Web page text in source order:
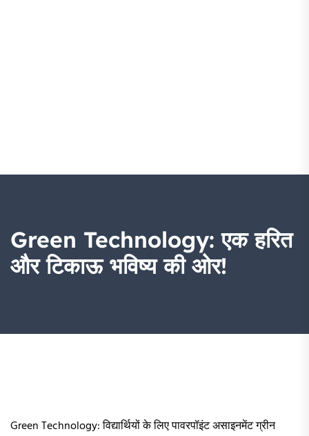
Green Technology: एक हरित
और टिकाऊ भविष्य की ओर!
Green Technology: विद्यार्थियों के लिए पावरपॉइंट असाइनमेंट ग्रीन